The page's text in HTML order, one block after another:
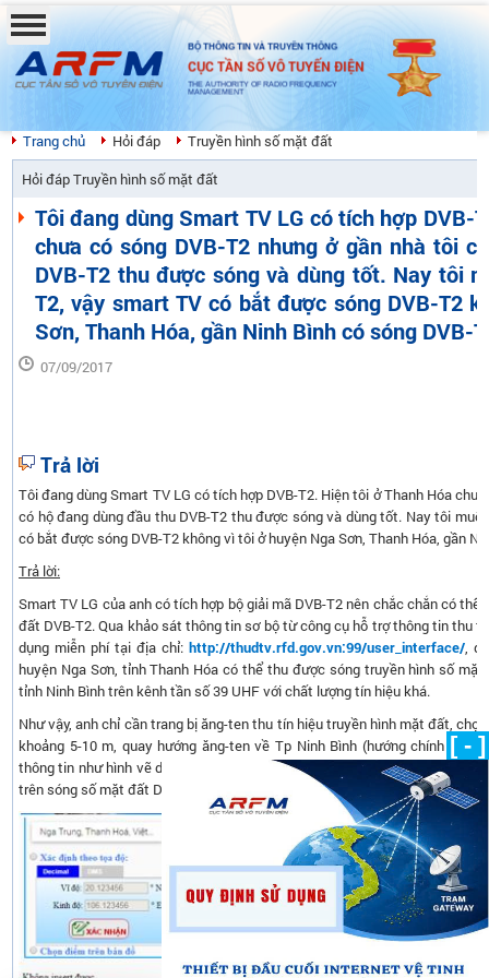
BỘ THÔNG TIN VÀ TRUYỀN THÔNG
CỤC TẦN SỐ VÔ TUYẾN ĐIỆN
THE AUTHORITY OF RADIO FREQUENCY
MANAGEMENT
Trang chủ Hỏi đáp
Truyền hình số mặt đất
Hỏi đáp Truyền hình số mặt đất
Tôi đang dùng Smart TV LG có tích hợp DVB-
chưa có sóng DVB-T2 nhưng ở gần nhà tôi
DVB-T2 thu được sóng và dùng tốt. Nay tôi
T2, vậy smart TV có bắt được sóng DVB-T2
Sơn, Thanh Hóa, gần Ninh Bình có sóng DVB-
07/09/2017
Trả lời
Tôi đang dùng Smart TV LG có tích hợp DVB-T2. Hiện tôi ở Thanh Hóa
có hộ đang dùng đầu thu DVB-T2 thu được sóng và dùng tốt. Nay tôi
có bắt được sóng DVB-T2 không vì tôi ở huyện Nga Sơn, Thanh Hóa, gần
Trả lời:
Smart TV LG của anh có tích hợp bộ giải mã DVB-T2 nên chắc chắn có
đất DVB-T2. Qua khảo sát thông tin sơ bộ từ công cụ hỗ trợ thông tin thu
dụng miễn phí tại địa chỉ: http://thudtv.rfd.gov.vn:99/user_interface/,
huyện Nga Sơn, tỉnh Thanh Hóa có thể thu được sóng truyền hình số
tỉnh Ninh Bình trên kênh tần số 39 UHF với chất lượng tín hiệu khá.
Như vậy, anh chỉ cần trang bị ăng-ten thu tín hiệu truyền hình mặt đất,
khoảng 5-10 m, quay hướng ăng-ten về Tp Ninh Bình (hướng chính Bắc
thông tin như hình vẽ dưới đây) và tiến hành dò kênh là có thể thu xem
trên sóng số mặt đất DVB-T2 trên kênh tần số 39 UHF.
[ - ]